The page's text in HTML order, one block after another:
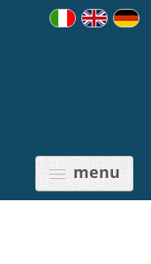
menu